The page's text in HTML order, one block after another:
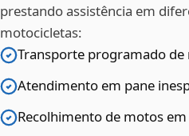
prestando assistência em
motocicletas:
Transporte programado de
Atendimento em pane
Recolhimento de motos